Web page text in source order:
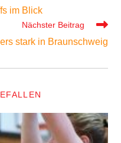
im Blick
Nächster Beitrag
stark in Braunschweig